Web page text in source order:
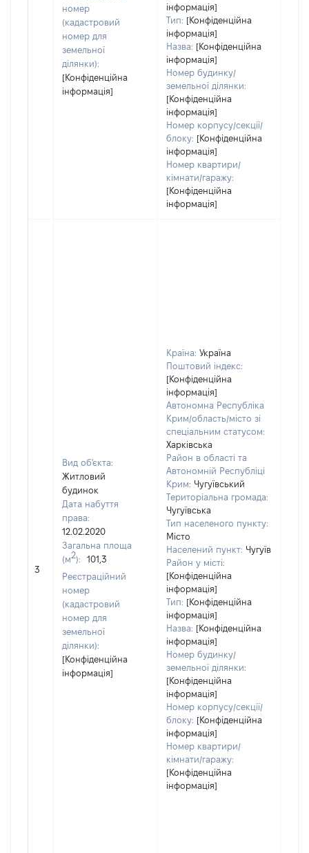
номер
(кадастровий
номер для
земельної
ділянки):
[Конфіденційна
інформація]
інформація]
Тип: [Конфіденційна
інформація]
Назва: [Конфіденційна
інформація]
Номер будинку/
земельної ділянки:
[Конфіденційна
інформація]
Номер корпусу/секції/
блоку: [Конфіденційна
інформація]
Номер квартири/
кімнати/гаражу:
[Конфіденційна
інформація]
3
Вид об'єкта:
Житловий
будинок
Дата набуття
права:
12.02.2020
Загальна площа
(м2):
101,3
Реєстраційний
номер
(кадастровий
номер для
земельної
ділянки):
[Конфіденційна
інформація]
Країна: Україна
Поштовий індекс:
[Конфіденційна
інформація]
Автономна Республіка
Крим/область/місто зі
спеціальним статусом:
Харківська
Район в області та
Автономній Республіці
Крим: Чугуївський
Територіальна громада:
Чугуївська
Тип населеного пункту:
Місто
Населений пункт: Чугуїв
Район у місті:
[Конфіденційна
інформація]
Тип: [Конфіденційна
інформація]
Назва: [Конфіденційна
інформація]
Номер будинку/
земельної ділянки:
[Конфіденційна
інформація]
Номер корпусу/секції/
блоку: [Конфіденційна
інформація]
Номер квартири/
кімнати/гаражу:
[Конфіденційна
інформація]